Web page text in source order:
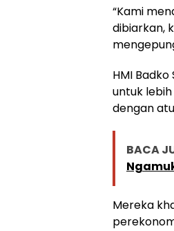
“Kami
dibiarkan,
HMI
untuk
dengan
BACA
Mereka